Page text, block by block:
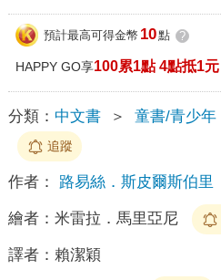
預計最高可得金幣 10點 ?
HAPPY GO享100累1點 4點抵1元
分類： 中文書 ＞ 童書/青少年
追蹤
作者： 路易絲．斯皮爾斯伯里
繪者： 米雷拉．馬里亞尼
譯者： 賴潔穎